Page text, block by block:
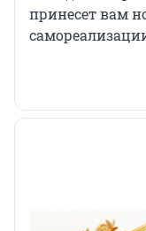
принесет вам